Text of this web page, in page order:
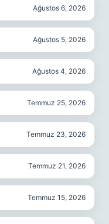
Ağustos 6, 2026
Ağustos 5, 2026
Ağustos 4, 2026
Temmuz 25, 2026
Temmuz 23, 2026
Temmuz 21, 2026
Temmuz 15, 2026